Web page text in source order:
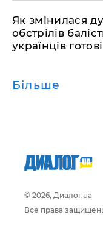
Як змінилася
обстрілів
українців
Більше
© 2026, Диалог.ua
Все права